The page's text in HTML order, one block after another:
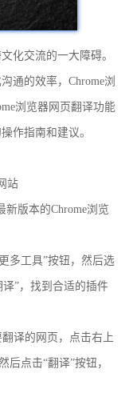
化交流的一大障碍。
通的效率，Chrome浏
浏览器网页翻译功能
作指南和建议。
站
新版本的Chrome浏览
多工具”按钮，然后选
译”，找到合适的插件
译的网页，点击右上
后点击“翻译”按钮，